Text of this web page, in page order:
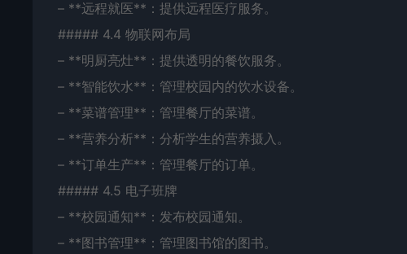
– **远程就医**：提供远程医疗服务。
##### 4.4 物联网布局
– **明厨亮灶**：提供透明的餐饮服务。
– **智能饮水**：管理校园内的饮水设备。
– **菜谱管理**：管理餐厅的菜谱。
– **营养分析**：分析学生的营养摄入。
– **订单生产**：管理餐厅的订单。
##### 4.5 电子班牌
– **校园通知**：发布校园通知。
– **图书管理**：管理图书馆的图书。